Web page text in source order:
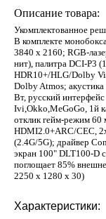
Описание товара:
Укомплектованное
В комплекте
3840 х 2160; RGB-
нит), палитра DCI-P3
HDR10+/HLG/Dolby
Dolby Atmos;
Вт, русский
Ivi,Okko,MeGoGo, 1й
отклик гейм-режим 60
HDMI2.0+ARC/CEC,
(2.4G/5G); драйвер
экран 100" DLT100-D
поглощает 85%
2250 х 1280 х 30)
Характеристики: